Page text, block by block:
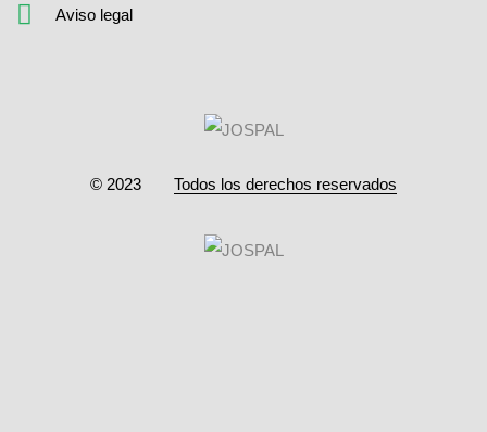
Aviso legal
© 2023 Todos los derechos reservados